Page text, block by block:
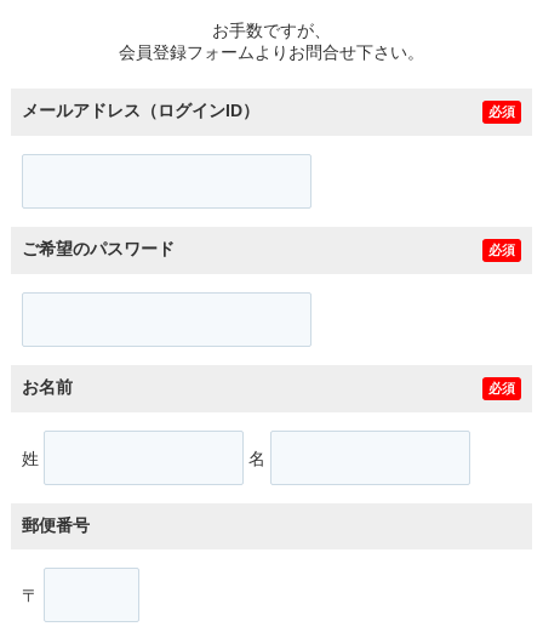
お手数ですが、
会員登録フォームよりお問合せ下さい。
メールアドレス（ログインID） 必須
ご希望のパスワード 必須
お名前 必須
姓 名
郵便番号
〒